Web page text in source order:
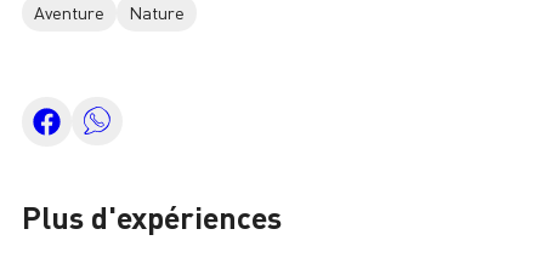
Aventure Nature
Plus d'expériences